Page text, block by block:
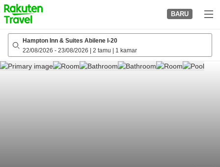
to
top
page
BARU
Hampton Inn & Suites Abilene I-20
22/08/2026 - 23/08/2026 2 tamu 1 kamar